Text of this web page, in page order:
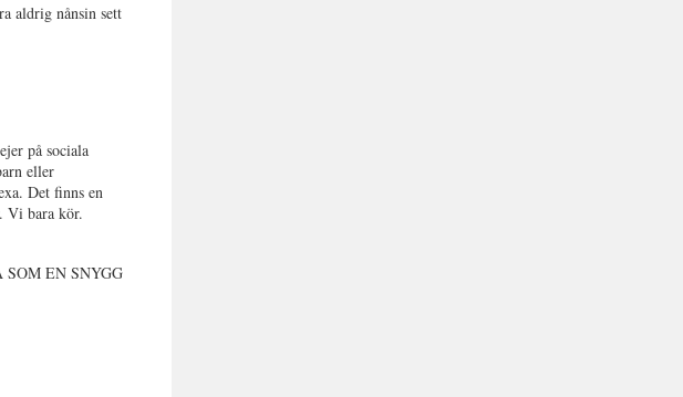
aldrig nånsin sett
på sociala
eller
Det finns en
Vi bara kör.
SOM EN SNYGG